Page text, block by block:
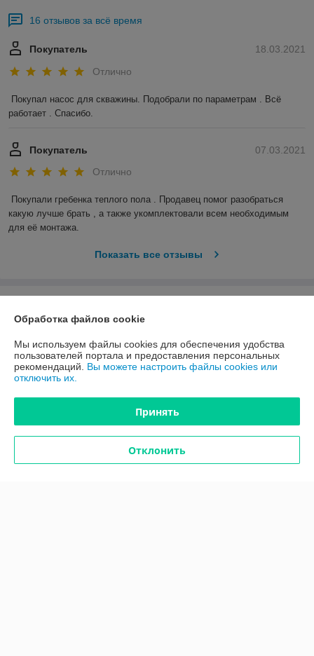
16 отзывов за всё время
18.03.2021
Покупатель
Отлично
Покупал насос для скважины. Подобрали по параметрам . Всё
работает . Спасибо.
07.03.2021
Покупатель
Отлично
Покупали гребенка теплого пола . Продавец помог разобраться
какую лучше брать , а также укомплектовали всем необходимым
для её монтажа.
Показать все отзывы
Доставка и оплата
График работы
Полная версия сайта
Политика обработки cookies
Обработка файлов cookie
Мы используем файлы cookies для обеспечения удобства
пользователей портала и предоставления персональных
рекомендаций. Вы можете настроить файлы cookies или
отключить их.
Принять
Отклонить